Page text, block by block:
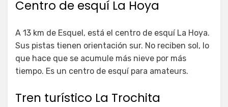
Centro de esquí La Hoya
A 13 km de Esquel, está el centro de esquí La Hoya.
Sus pistas tienen orientación sur. No reciben sol, lo
que hace que se acumule más nieve por más
tiempo. Es un centro de esquí para amateurs.
Tren turístico La Trochita